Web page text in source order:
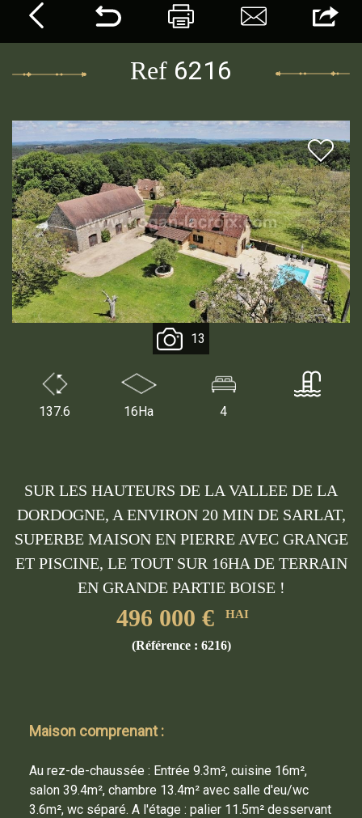
Ref 6216
13
137.6 16Ha 4
SUR LES HAUTEURS DE LA VALLEE DE LA
DORDOGNE, A ENVIRON 20 MIN DE SARLAT,
SUPERBE MAISON EN PIERRE AVEC GRANGE
ET PISCINE, LE TOUT SUR 16HA DE TERRAIN
EN GRANDE PARTIE BOISE !
496 000 € HAI
(Référence : 6216)
Maison comprenant :
Au rez-de-chaussée : Entrée 9.3m², cuisine 16m²,
salon 39.4m², chambre 13.4m² avec salle d'eu/wc
3.6m², wc séparé. A l'étage : palier 11.5m² desservant
174
Partager la fiche de ce bien (Ref
6216)
expéditeur *
Objetde l'e-mail* :